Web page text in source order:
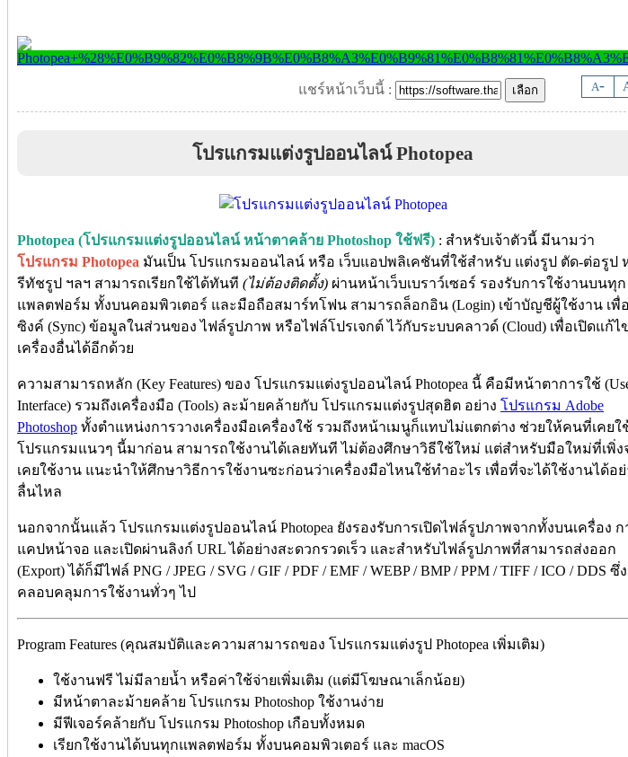
A-
แชร์หน้าเว็บนี้ :
โปรแกรมแต่งรูปออนไลน์ Photopea
Photopea (โปรแกรมแต่งรูปออนไลน์ หน้าตาคล้าย Photoshop ใช้ฟรี) : สำหรับเจ้าตัวนี้ มีนามว่า
โปรแกรม Photopea มันเป็น โปรแกรมออนไลน์ หรือ เว็บแอปพลิเคชันที่ใช้สำหรับ แต่งรูป ตัด-ต่อรูป
รีทัชรูป ฯลฯ สามารถเรียกใช้ได้ทันที (ไม่ต้องติดตั้ง) ผ่านหน้าเว็บเบราว์เซอร์ รองรับการใช้งานบนทุก
แพลตฟอร์ม ทั้งบนคอมพิวเตอร์ และมือถือสมาร์ทโฟน สามารถล็อกอิน (Login) เข้าบัญชีผู้ใช้งาน เพื่อ
ซิงค์ (Sync) ข้อมูลในส่วนของ ไฟล์รูปภาพ หรือไฟล์โปรเจกต์ ไว้กับระบบคลาวด์ (Cloud) เพื่อเปิดแก้ไ
เครื่องอื่นได้อีกด้วย
ความสามารถหลัก (Key Features) ของ โปรแกรมแต่งรูปออนไลน์ Photopea นี้ คือมีหน้าตาการใช้
Interface) รวมถึงเครื่องมือ (Tools) ละม้ายคล้ายกับ โปรแกรมแต่งรูปสุดฮิต อย่าง โปรแกรม Adobe
Photoshop ทั้งตำแหน่งการวางเครื่องมือเครื่องใช้ รวมถึงหน้าเมนูก็แทบไม่แตกต่าง ช่วยให้คนที่เคยใ
โปรแกรมแนวๆ นี้มาก่อน สามารถใช้งานได้เลยทันที ไม่ต้องศึกษาวิธีใช้ใหม่ แต่สำหรับมือใหม่ที่เพิ่ง
เคยใช้งาน แนะนำให้ศึกษาวิธีการใช้งานซะก่อนว่าเครื่องมือไหนใช้ทำอะไร เพื่อที่จะได้ใช้งานได้อย่
ลื่นไหล
นอกจากนั้นแล้ว โปรแกรมแต่งรูปออนไลน์ Photopea ยังรองรับการเปิดไฟล์รูปภาพจากทั้งบนเครื่อง ก
แคปหน้าจอ และเปิดผ่านลิงก์ URL ได้อย่างสะดวกรวดเร็ว และสำหรับไฟล์รูปภาพที่สามารถส่งออก
(Export) ได้ก็มีไฟล์ PNG / JPEG / SVG / GIF / PDF / EMF / WEBP / BMP / PPM / TIFF / ICO / DDS ซึ่ง
คลอบคลุมการใช้งานทั่วๆ ไป
Program Features (คุณสมบัติและความสามารถของ โปรแกรมแต่งรูป Photopea เพิ่มเติม)
ใช้งานฟรี ไม่มีลายน้ำ หรือค่าใช้จ่ายเพิ่มเติม (แต่มีโฆษณาเล็กน้อย)
มีหน้าตาละม้ายคล้าย โปรแกรม Photoshop ใช้งานง่าย
มีฟีเจอร์คล้ายกับ โปรแกรม Photoshop เกือบทั้งหมด
เรียกใช้งานได้บนทุกแพลตฟอร์ม ทั้งบนคอมพิวเตอร์ และ macOS